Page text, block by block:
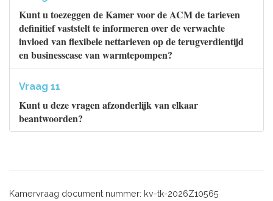
Kunt u toezeggen de Kamer voor de ACM de tarieven
definitief vaststelt te informeren over de verwachte
invloed van flexibele nettarieven op de terugverdientijd
en businesscase van warmtepompen?
Vraag 11
Kunt u deze vragen afzonderlijk van elkaar
beantwoorden?
Kamervraag document nummer: kv-tk-2026Z10565